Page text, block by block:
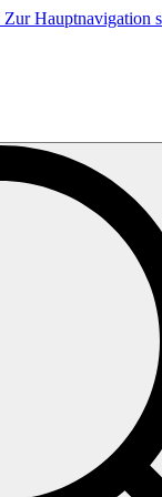
Zur Hauptnavigation